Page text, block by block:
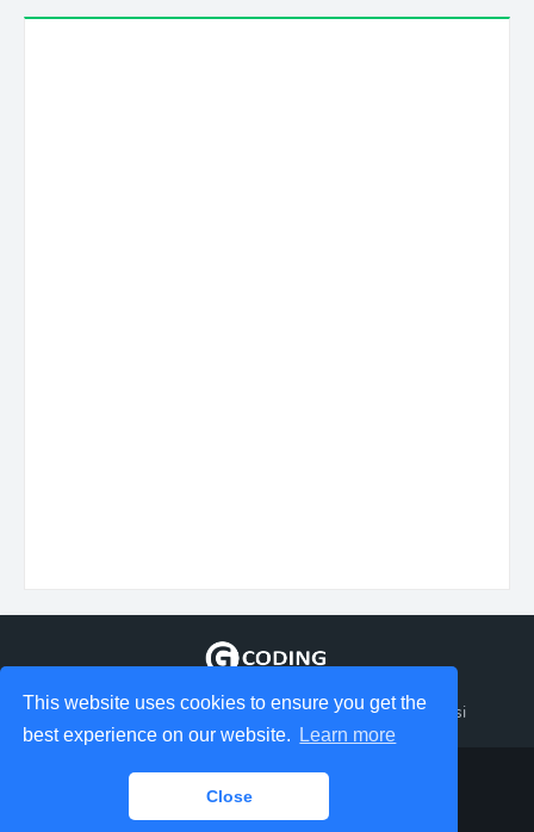
This website uses cookies to ensure you get the
best experience on our website.
Learn more
Close
Tempat berbagi Informasi tentang coding dan aplikasi
Design by - GudangCoding
Home
About Contact